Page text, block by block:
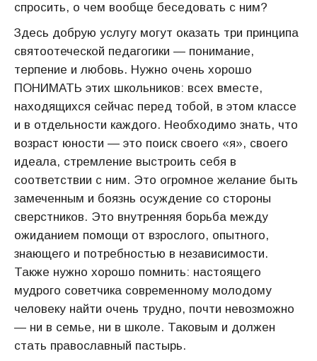
спросить, о чем вообще беседовать с ним?
Здесь добрую услугу могут оказать три принципа
святоотеческой педагогики — понимание,
терпение и любовь. Нужно очень хорошо
ПОНИМАТЬ этих школьников: всех вместе,
находящихся сейчас перед тобой, в этом классе
и в отдельности каждого. Необходимо знать, что
возраст юности — это поиск своего «я», своего
идеала, стремление выстроить себя в
соответствии с ним. Это огромное желание быть
замеченным и боязнь осуждение со стороны
сверстников. Это внутренняя борьба между
ожиданием помощи от взрослого, опытного,
знающего и потребностью в независимости.
Также нужно хорошо помнить: настоящего
мудрого советчика современному молодому
человеку найти очень трудно, почти невозможно
— ни в семье, ни в школе. Таковым и должен
стать православный пастырь.